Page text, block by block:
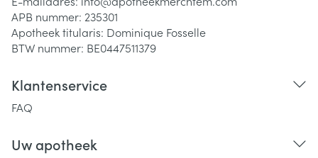
APB nummer: 235301
Apotheek titularis: Dominique Fosselle
BTW nummer: BE0447511379
Klantenservice
FAQ
Uw apotheek